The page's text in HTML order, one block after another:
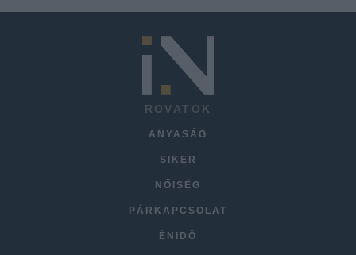
ROVATOK
ANYASÁG
SIKER
NŐISÉG
PÁRKAPCSOLAT
ÉNIDŐ